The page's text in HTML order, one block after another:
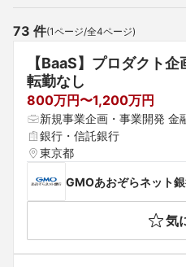
73 件(1ページ/全4ページ)
【BaaS】プロダクト
転勤なし
800万円〜1,200万円
新規事業企画・事業開発 金
銀行・信託銀行
東京都
GMOあおぞらネット
気